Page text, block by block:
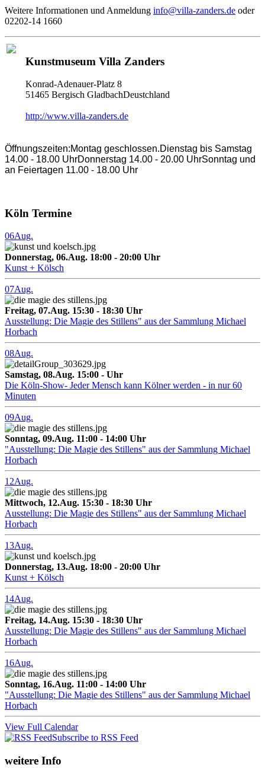
Weitere Informationen und Anmeldung info@villa-zanders.de oder
02202-14 1660
Kunstmuseum Villa Zanders
Konrad-Adenauer-Platz 8
51465 Bergisch GladbachDeustchland
http://www.villa-zanders.de
Öffnungszeiten:Montag geschlossen.Dienstag bis Samstag
14.00 - 18.00 UhrDonnerstag 14.00 - 20.00 UhrSonntag und
an Feiertagen 11.00 - 18.00 Uhr
Köln Termine
06Aug.
Donnerstag, 06.Aug. 18:00 - 20:00 Uhr
Kunst + Kölsch
07Aug.
Freitag, 07.Aug. 15:30 - 18:30 Uhr
Ausstellung: Die Magie des Stillens" aus der Sammlung Michael
Horbach
08Aug.
Samstag, 08.Aug. 15:00 - Uhr
Die Köln-Show- Jeder Mensch kann Kölner werden - in nur 60
Minuten
09Aug.
Sonntag, 09.Aug. 11:00 - 14:00 Uhr
"Ausstellung: Die Magie des Stillens" aus der Sammlung Michael
Horbach
12Aug.
Mittwoch, 12.Aug. 15:30 - 18:30 Uhr
Ausstellung: Die Magie des Stillens" aus der Sammlung Michael
Horbach
13Aug.
Donnerstag, 13.Aug. 18:00 - 20:00 Uhr
Kunst + Kölsch
14Aug.
Freitag, 14.Aug. 15:30 - 18:30 Uhr
Ausstellung: Die Magie des Stillens" aus der Sammlung Michael
Horbach
16Aug.
Sonntag, 16.Aug. 11:00 - 14:00 Uhr
"Ausstellung: Die Magie des Stillens" aus der Sammlung Michael
Horbach
View Full Calendar
Subscribe to RSS Feed
weitere Info